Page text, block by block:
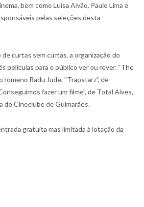
bem como Luísa Alvão, Paulo Lima e
pelas seleções desta
de curtas sem curtas, a organização do
películas para o público ver ou rever. “The
romeno Radu Jude, “Trapstarz”, de
fazer um filme”, de Total Alves,
do Cineclube de Guimarães.
gratuita mas limitada à lotação da